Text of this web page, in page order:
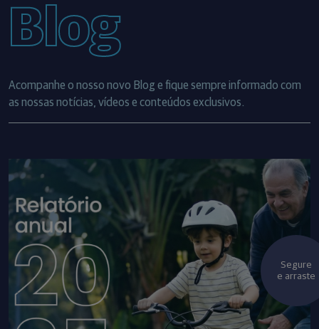
Blog
Acompanhe o nosso novo Blog e fique sempre informado com
as nossas notícias, vídeos e conteúdos exclusivos.
Segure
e arraste